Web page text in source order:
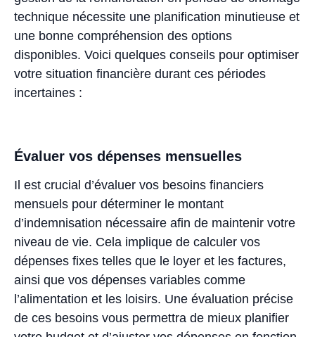
technique nécessite une planification minutieuse et
une bonne compréhension des options
disponibles. Voici quelques conseils pour optimiser
votre situation financière durant ces périodes
incertaines :
Évaluer vos dépenses mensuelles
Il est crucial d’évaluer vos besoins financiers
mensuels pour déterminer le montant
d’indemnisation nécessaire afin de maintenir votre
niveau de vie. Cela implique de calculer vos
dépenses fixes telles que le loyer et les factures,
ainsi que vos dépenses variables comme
l’alimentation et les loisirs. Une évaluation précise
de ces besoins vous permettra de mieux planifier